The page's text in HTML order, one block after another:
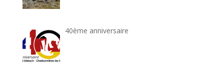
40ème anniversaire